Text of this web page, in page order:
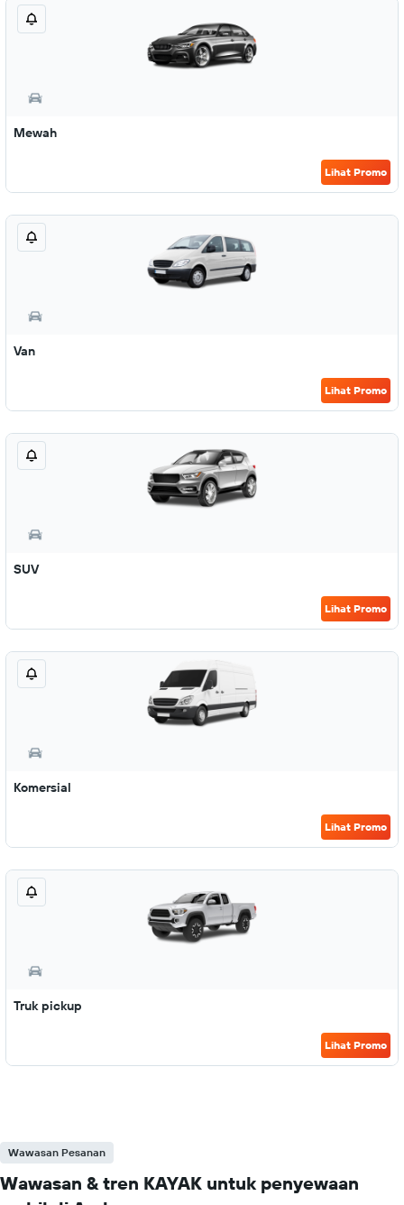
Mewah
Lihat Promo
Van
Lihat Promo
SUV
Lihat Promo
Komersial
Lihat Promo
Truk pickup
Lihat Promo
Wawasan Pesanan
Wawasan & tren KAYAK untuk penyewaan